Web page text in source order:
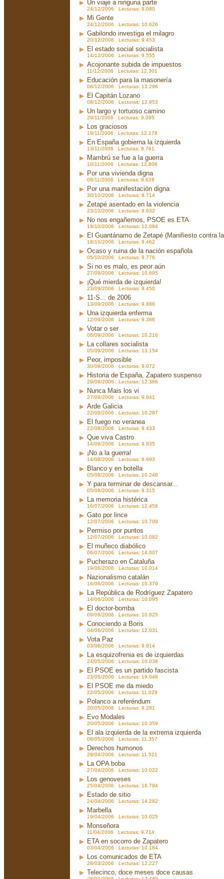
Un viaje a ninguna parte
24/12/2006 Lecturas: 9.080
Mi Gente
24/12/2006 Lecturas: 10.626
Gabilondo investiga el milagro
20/12/2006 Lecturas: 9.453
El estado social socialista
14/12/2006 Lecturas: 9.555
Acojonante subida de impuestos
11/12/2006 Lecturas: 12.301
Educación para la masonería
08/12/2006 Lecturas: 13.296
El Capitán Lozano
08/12/2006 Lecturas: 12.953
Un largo y tortuoso camino
29/11/2006 Lecturas: 9.095
Los graciosos
19/11/2006 Lecturas: 12.178
En España gobierna la izquierda
13/11/2006 Lecturas: 9.761
Mambrú se fue a la guerra
10/11/2006 Lecturas: 12.806
Por una vivienda digna
08/11/2006 Lecturas: 9.628
Por una manifestación digna
30/10/2006 Lecturas: 9.714
Zetapé asentado en la violencia
23/10/2006 Lecturas: 9.632
No nos engañemos, PSOE es ETA
19/10/2006 Lecturas: 12.084
El Guantánamo de Zetapé (Manifiesto contra
18/10/2006 Lecturas: 9.462
Ocaso y ruina de la nación española
05/10/2006 Lecturas: 9.776
Si no es malo, es peor aún
27/09/2006 Lecturas: 10.695
¡Qué mierda de izquierda!
23/09/2006 Lecturas: 9.450
11-S... de 2006
13/09/2006 Lecturas: 9.888
Una izquierda enferma
12/09/2006 Lecturas: 9.386
Votar o ser
06/09/2006 Lecturas: 10.216
La collares socialista
05/09/2006 Lecturas: 13.154
Peor, imposible
30/08/2006 Lecturas: 9.072
Historia de España, Zapatero suspenso
29/08/2006 Lecturas: 12.386
Nunca Mais los vi
27/08/2006 Lecturas: 9.641
Arde Galicia
22/08/2006 Lecturas: 10.297
El fuego no veranea
22/08/2006 Lecturas: 9.433
Que viva Castro
14/08/2006 Lecturas: 9.835
¡No a la guerra!
14/08/2006 Lecturas: 9.693
Blanco y en botella
05/08/2006 Lecturas: 10.248
Y para terminar de descansar...
05/08/2006 Lecturas: 9.315
La memoria histérica
16/07/2006 Lecturas: 12.456
Gato por lince
12/07/2006 Lecturas: 10.709
Permiso por puntos
12/07/2006 Lecturas: 10.082
El muñeco diabólico
06/07/2006 Lecturas: 14.007
Pucherazo en Cataluña
19/06/2006 Lecturas: 10.014
Nazionalismo catalán
16/06/2006 Lecturas: 10.379
La República de Rodríguez Zapatero
14/06/2006 Lecturas: 10.095
El doctor-bomba
09/06/2006 Lecturas: 10.825
Conociendo a Boris
04/06/2006 Lecturas: 12.031
Vota Paz
03/06/2006 Lecturas: 9.914
La esquizofrenia es de izquierdas
24/05/2006 Lecturas: 10.038
El PSOE es un partido fascista
23/05/2006 Lecturas: 19.048
El PSOE me da miedo
22/05/2006 Lecturas: 11.029
Polanco a referéndum
20/05/2006 Lecturas: 9.281
Evo Modales
20/05/2006 Lecturas: 10.359
El ala izquierda de la extrema izquierda
08/05/2006 Lecturas: 11.357
Derechos humonos
29/04/2006 Lecturas: 11.521
La OPA boba
27/04/2006 Lecturas: 10.022
Los genoveses
25/04/2006 Lecturas: 16.794
Estado de sitio
24/04/2006 Lecturas: 14.282
Marbella
19/04/2006 Lecturas: 10.025
Monseñora
11/04/2006 Lecturas: 9.714
ETA en socorro de Zapatero
03/04/2006 Lecturas: 10.184
Los comunicados de ETA
28/03/2006 Lecturas: 12.227
Telecinco, doce meses doce causas